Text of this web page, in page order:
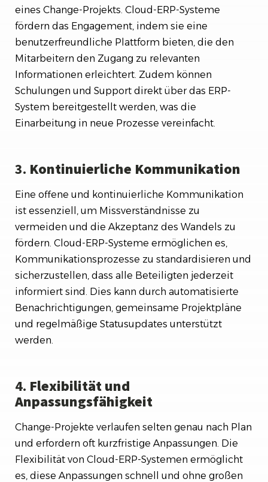
eines Change-Projekts. Cloud-ERP-Systeme
fördern das Engagement, indem sie eine
benutzerfreundliche Plattform bieten, die den
Mitarbeitern den Zugang zu relevanten
Informationen erleichtert. Zudem können
Schulungen und Support direkt über das ERP-
System bereitgestellt werden, was die
Einarbeitung in neue Prozesse vereinfacht.
3. Kontinuierliche Kommunikation
Eine offene und kontinuierliche Kommunikation
ist essenziell, um Missverständnisse zu
vermeiden und die Akzeptanz des Wandels zu
fördern. Cloud-ERP-Systeme ermöglichen es,
Kommunikationsprozesse zu standardisieren und
sicherzustellen, dass alle Beteiligten jederzeit
informiert sind. Dies kann durch automatisierte
Benachrichtigungen, gemeinsame Projektpläne
und regelmäßige Statusupdates unterstützt
werden.
4. Flexibilität und
Anpassungsfähigkeit
Change-Projekte verlaufen selten genau nach Plan
und erfordern oft kurzfristige Anpassungen. Die
Flexibilität von Cloud-ERP-Systemen ermöglicht
es, diese Anpassungen schnell und ohne großen